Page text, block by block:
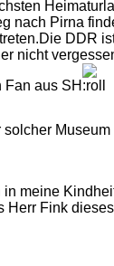
nach Pirna
DDR
nicht
Fan aus SH
solcher Museum
in meine
Herr Fink dieses